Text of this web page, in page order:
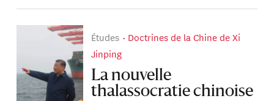
Études
Doctrines de la Chine de Xi
Jinping
La nouvelle
thalassocratie chinoise